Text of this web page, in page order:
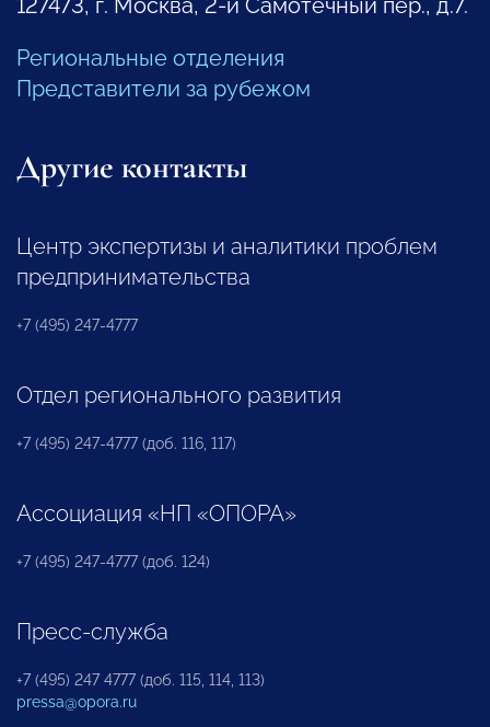
127473, г. Москва, 2-й Самотечный пер., д.7.
Региональные отделения
Представители за рубежом
Другие контакты
Центр экспертизы и аналитики проблем
предпринимательства
+7 (495) 247-4777
Отдел регионального развития
+7 (495) 247-4777 (доб. 116, 117)
Ассоциация «НП «ОПОРА»
+7 (495) 247-4777 (доб. 124)
Пресс-служба
+7 (495) 247 4777 (доб. 115, 114, 113)
pressa@opora.ru